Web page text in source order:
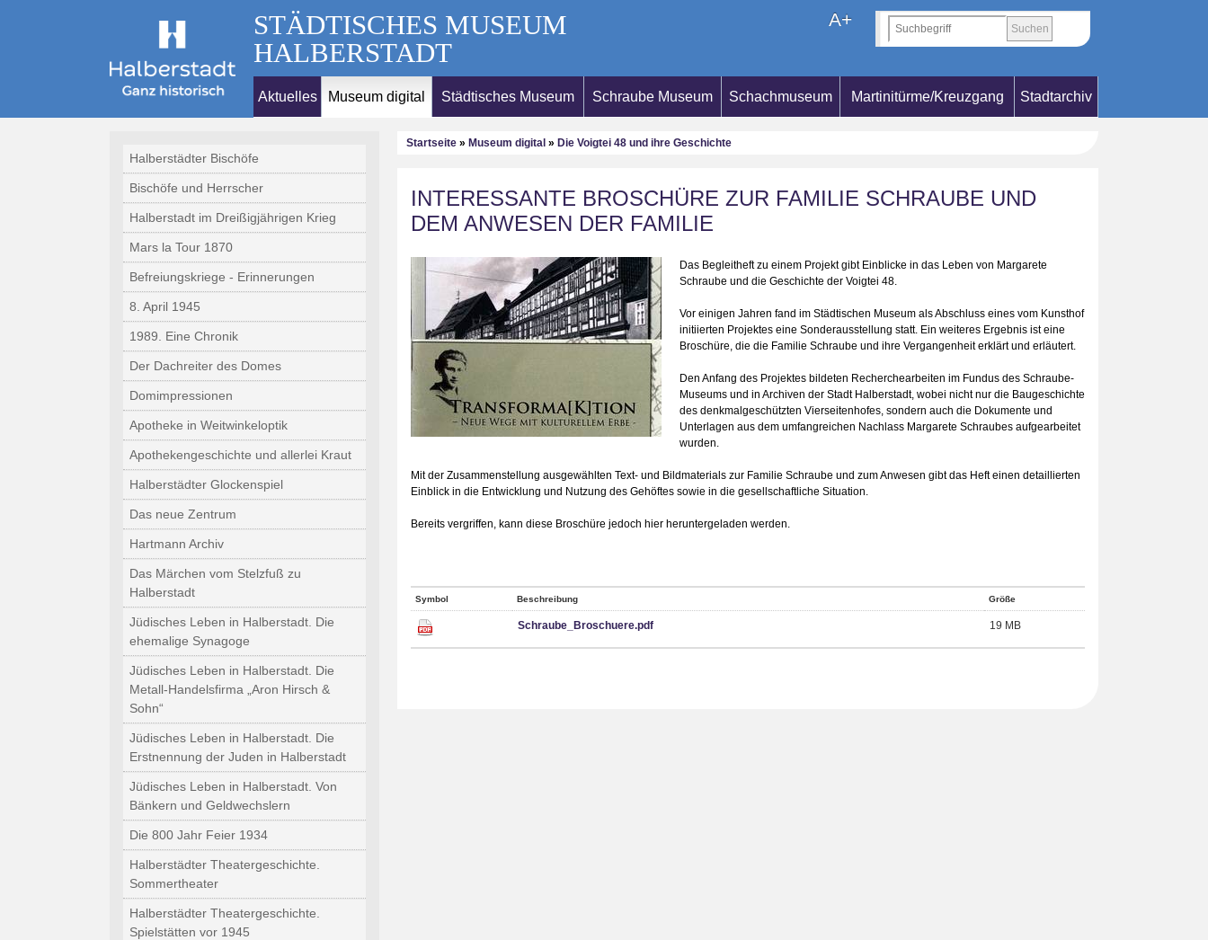
STÄDTISCHES MUSEUM
HALBERSTADT
A+
Aktuelles Museum digital Städtisches Museum Schraube Museum Schachmuseum Martinitürme/Kreuzgang Stadtarchiv
Halberstädter Bischöfe
Bischöfe und Herrscher
Halberstadt im Dreißigjährigen Krieg
Mars la Tour 1870
Befreiungskriege - Erinnerungen
8. April 1945
1989. Eine Chronik
Der Dachreiter des Domes
Domimpressionen
Apotheke in Weitwinkeloptik
Apothekengeschichte und allerlei Kraut
Halberstädter Glockenspiel
Das neue Zentrum
Hartmann Archiv
Das Märchen vom Stelzfuß zu
Halberstadt
Jüdisches Leben in Halberstadt. Die
ehemalige Synagoge
Jüdisches Leben in Halberstadt. Die
Metall-Handelsfirma „Aron Hirsch &
Sohn“
Jüdisches Leben in Halberstadt. Die
Erstnennung der Juden in Halberstadt
Jüdisches Leben in Halberstadt. Von
Bänkern und Geldwechslern
Die 800 Jahr Feier 1934
Halberstädter Theatergeschichte.
Sommertheater
Halberstädter Theatergeschichte.
Spielstätten vor 1945
Startseite » Museum digital » Die Voigtei 48 und ihre Geschichte
INTERESSANTE BROSCHÜRE ZUR FAMILIE SCHRAUBE UND
DEM ANWESEN DER FAMILIE
Das Begleitheft zu einem Projekt gibt Einblicke in das Leben von Margarete
Schraube und die Geschichte der Voigtei 48.
Vor einigen Jahren fand im Städtischen Museum als Abschluss eines vom Kunsthof
initiierten Projektes eine Sonderausstellung statt. Ein weiteres Ergebnis ist eine
Broschüre, die die Familie Schraube und ihre Vergangenheit erklärt und erläutert.
Den Anfang des Projektes bildeten Recherchearbeiten im Fundus des Schraube-
Museums und in Archiven der Stadt Halberstadt, wobei nicht nur die Baugeschichte
des denkmalgeschützten Vierseitenhofes, sondern auch die Dokumente und
Unterlagen aus dem umfangreichen Nachlass Margarete Schraubes aufgearbeitet
wurden.
Mit der Zusammenstellung ausgewählten Text- und Bildmaterials zur Familie Schraube und zum Anwesen gibt das Heft einen detaillierten
Einblick in die Entwicklung und Nutzung des Gehöftes sowie in die gesellschaftliche Situation.
Bereits vergriffen, kann diese Broschüre jedoch hier heruntergeladen werden.
Symbol Beschreibung Größe
Schraube_Broschuere.pdf 19 MB